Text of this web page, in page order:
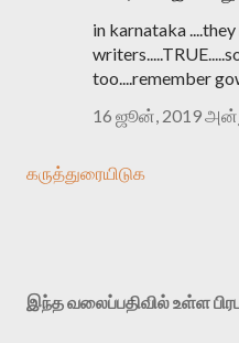
in karnataka
too....remember
16 ஜூன், 2019
கருத்துரையிடுக
இந்த வலைப்பதிவில் உள்ள